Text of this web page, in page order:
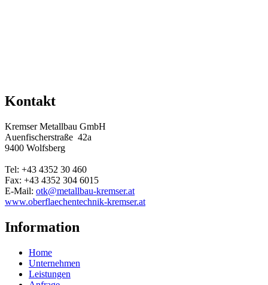
Kontakt
Kremser Metallbau GmbH
Auenfischerstraße 42a
9400 Wolfsberg
Tel: +43 4352 30 460
Fax: +43 4352 304 6015
E-Mail: otk@metallbau-kremser.at
www.oberflaechentechnik-kremser.at
Information
Home
Unternehmen
Leistungen